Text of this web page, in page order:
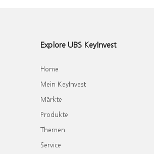
Explore UBS KeyInvest
Home
Mein KeyInvest
Märkte
Produkte
Themen
Service